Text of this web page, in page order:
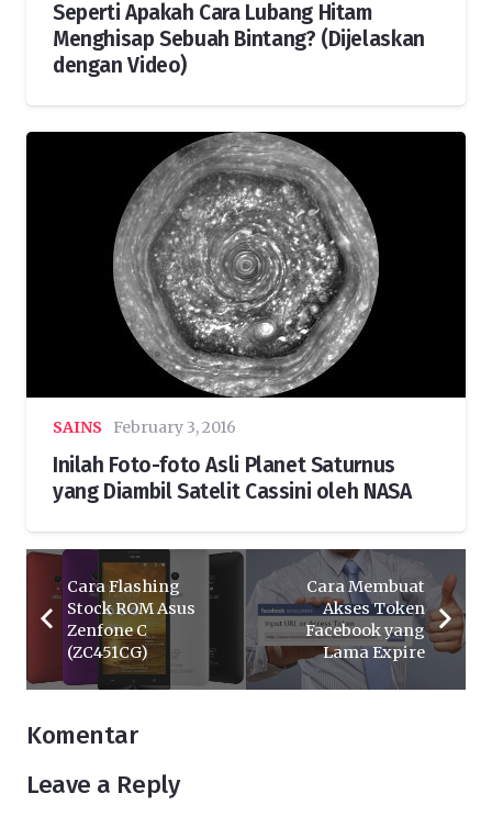
Seperti Apakah Cara Lubang Hitam
Menghisap Sebuah Bintang? (Dijelaskan
dengan Video)
SAINS February 3, 2016
Inilah Foto-foto Asli Planet Saturnus
yang Diambil Satelit Cassini oleh NASA
Cara Flashing
Stock ROM Asus
Zenfone C
(ZC451CG)
Cara Membuat
Akses Token
Facebook yang
Lama Expire
Komentar
Leave a Reply